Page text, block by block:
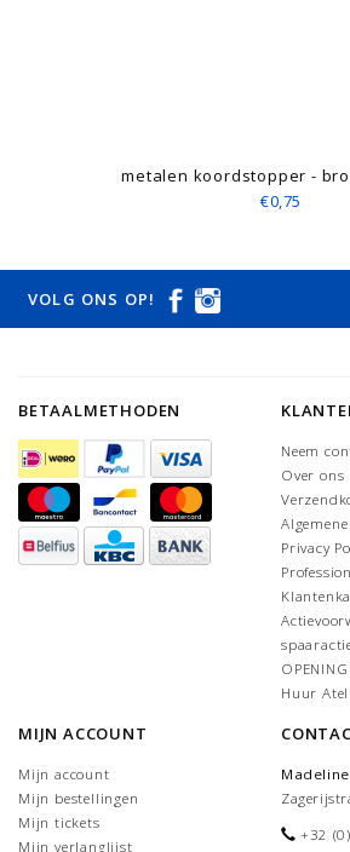
metalen koordstopper -
€0,75
VOLG ONS OP!
BETAALMETHODEN
Neem
Over ons
Privacy
Huur
MIJN ACCOUNT
Mijn account
Mijn bestellingen
Mijn tickets
Mijn verlanglijst
+32